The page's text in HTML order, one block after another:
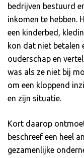
bedrijven bestuurd
inkomen te hebben.
een kinderbed,
kon dat niet betalen
ouderschap en
was als ze niet bij
om een kloppend
en zijn situatie.
Kort daarop
beschreef een heel
gezamenlijke